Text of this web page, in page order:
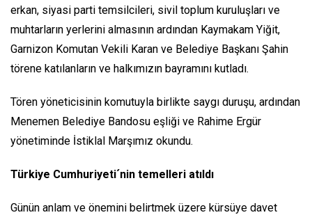
erkan, siyasi parti temsilcileri, sivil toplum kuruluşları ve
muhtarların yerlerini almasının ardından Kaymakam Yiğit,
Garnizon Komutan Vekili Karan ve Belediye Başkanı Şahin
törene katılanların ve halkımızın bayramını kutladı.
Tören yöneticisinin komutuyla birlikte saygı duruşu, ardından
Menemen Belediye Bandosu eşliği ve Rahime Ergür
yönetiminde İstiklal Marşımız okundu.
Türkiye Cumhuriyeti´nin temelleri atıldı
Günün anlam ve önemini belirtmek üzere kürsüye davet